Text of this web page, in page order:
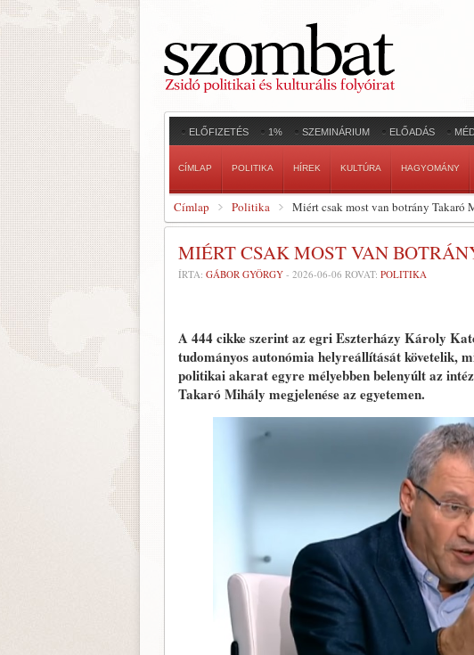
ELŐFIZETÉS 1% SZEMINÁRIUM ELŐADÁS
CÍMLAP POLITIKA HÍREK KULTÚRA HAGYOMÁNY
Címlap Politika Miért csak most van botrány Takaró
MIÉRT CSAK MOST VAN
ÍRTA: GÁBOR GYÖRGY - 2026-06-06 ROVAT: POLITIKA
A 444 cikke szerint az egri Eszterházy Károly
tudományos autonómia helyreállítását követelik,
politikai akarat egyre mélyebben belenyúlt az
Takaró Mihály megjelenése az egyetemen.